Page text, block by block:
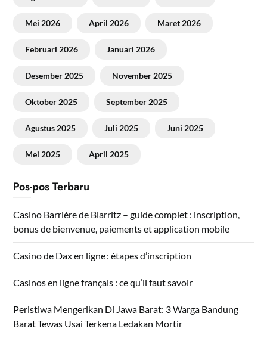
Mei 2026 April 2026 Maret 2026
Februari 2026 Januari 2026
Desember 2025 November 2025
Oktober 2025 September 2025
Agustus 2025 Juli 2025 Juni 2025
Mei 2025 April 2025
Pos-pos Terbaru
Casino Barrière de Biarritz – guide complet : inscription,
bonus de bienvenue, paiements et application mobile
Casino de Dax en ligne : étapes d’inscription
Casinos en ligne français : ce qu’il faut savoir
Peristiwa Mengerikan Di Jawa Barat: 3 Warga Bandung
Barat Tewas Usai Terkena Ledakan Mortir